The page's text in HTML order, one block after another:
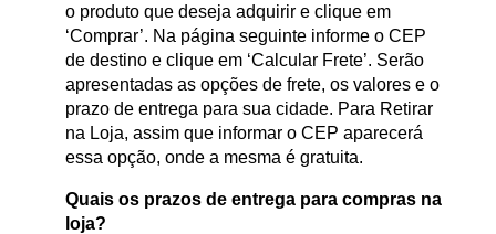
o produto que deseja adquirir e clique em
‘Comprar’. Na página seguinte informe o CEP
de destino e clique em ‘Calcular Frete’. Serão
apresentadas as opções de frete, os valores e o
prazo de entrega para sua cidade. Para Retirar
na Loja, assim que informar o CEP aparecerá
essa opção, onde a mesma é gratuita.
Quais os prazos de entrega para compras na
loja?